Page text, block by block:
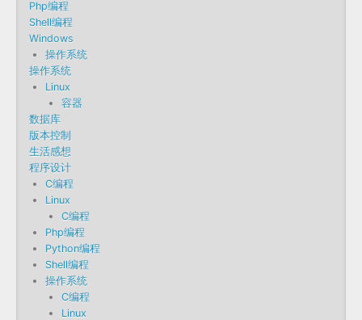
Php编程
Shell编程
Windows
操作系统
操作系统
Linux
容器
数据库
版本控制
生活感想
程序设计
C编程
Linux
C编程
Php编程
Python编程
Shell编程
操作系统
C编程
Linux